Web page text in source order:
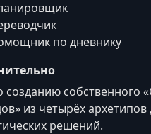
по дневнику
созданию собственного
из четырёх архетипов
решений.